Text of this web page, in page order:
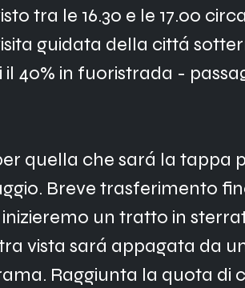
tra le 16.30 e le 17.00
guidata della cittá
il 40% in fuoristrada -
quella che sará la tappa
Breve trasferimento
un tratto in
vista sará appagata da
Raggiunta la quota di